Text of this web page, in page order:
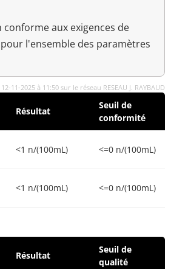
aux exigences de
l'ensemble des paramètres
11-2025 à 11:50 sur le réseau RESEAU J. RAYBAUD
Résultat
Seuil de
conformité
<1 n/(100mL) <=0 n/(100mL)
<1 n/(100mL) <=0 n/(100mL)
Résultat
Seuil de
qualité